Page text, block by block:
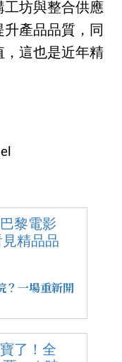
工坊與整合供應
產品品質，同
，這也是近年精
？一場重新開